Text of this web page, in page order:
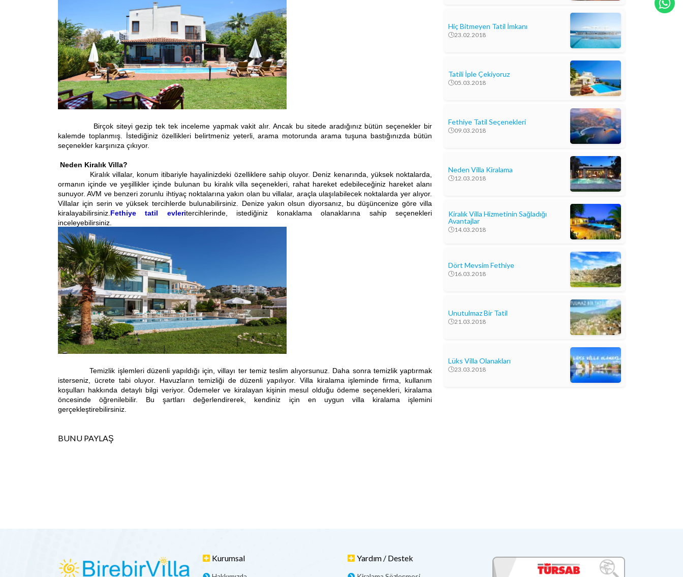
Birçok siteyi gezip tek tek inceleme yapmak vakit alır. Ancak bu sitede aradığınız bütün seçenekler bir
kalemde toplanmış. İstediğiniz özellikleri belirtmeniz yeterli, arama motorunda arama tuşuna bastığınızda bütün
seçenekler karşınıza çıkıyor.
Neden Kiralık Villa?
Kiralık villalar, konum itibariyle hayalinizdeki özelliklere sahip oluyor. Deniz kenarında, yüksek noktalarda,
ormanın içinde ve yeşillikler içinde bulunan bu kiralık villa seçenekleri, rahat hareket edebileceğiniz hareket alanı
sunuyor. AVM ve benzeri zorunlu ihtiyaç noktalarına yakın olan bu villalar, araçla ulaşılabilecek noktalarda yer alıyor.
Villalar için serin ve yüksek tercihlerde bulunabilirsiniz. Denize yakın olsun diyorsanız, bu düşüncenize göre villa
kiralayabilirsiniz. Fethiye tatil evleritercihlerinde, istediğiniz konaklama olanaklarına sahip seçenekleri
inceleyebilirsiniz.
Temizlik işlemleri düzenli yapıldığı için, villayı ter temiz teslim alıyorsunuz. Daha sonra temizlik yaptırmak
isterseniz, ücrete tabi oluyor. Havuzların temizliği de düzenli yapılıyor. Villa kiralama işleminde firma, kullanım
koşulları hakkında detaylı bilgi veriyor. Ödemeler ve kiralayan kişinin mesul olduğu ödeme seçenekleri, kiralama
öncesinde öğrenilebilir. Bu şartları değerlendirerek, kendiniz için en uygun villa kiralama işlemini
gerçekleştirebilirsiniz.
BUNU PAYLAŞ
Hiç Bitmeyen Tatil İmkanı
23.02.2018
Tatili İple Çekiyoruz
05.03.2018
Fethiye Tatil Seçenekleri
09.03.2018
Neden Villa Kiralama
12.03.2018
Kiralık Villa Hizmetinin Sağladığı
Avantajlar
14.03.2018
Dört Mevsim Fethiye
16.03.2018
Unutulmaz Bir Tatil
21.03.2018
Lüks Villa Olanakları
23.03.2018
Kurumsal Yardım / Destek